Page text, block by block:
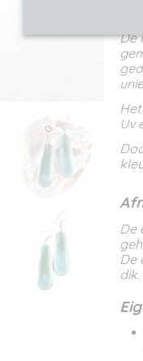
De
Uv
De
De
dik.